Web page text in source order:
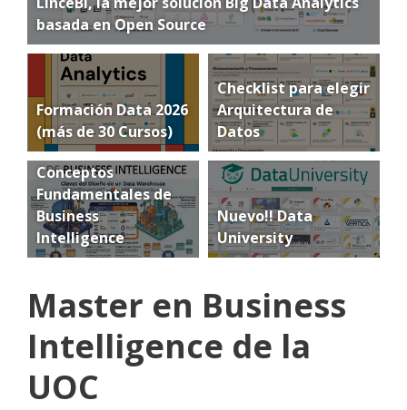
basada en Open Source
Formación Data 2026
(más de 30 Cursos)
Checklist para elegir
Arquitectura de
Datos
Conceptos
Fundamentales de
Business
Intelligence
Nuevo!! Data
University
Master en Business
Intelligence de la
UOC